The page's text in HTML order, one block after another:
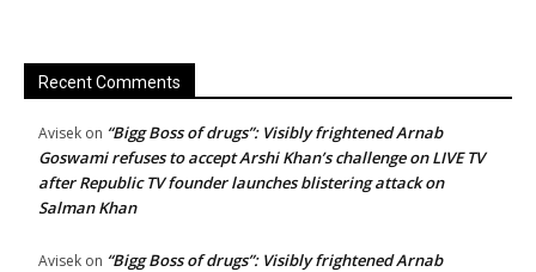
Recent Comments
Avisek on “Bigg Boss of drugs”: Visibly frightened Arnab
Goswami refuses to accept Arshi Khan’s challenge on LIVE TV
after Republic TV founder launches blistering attack on
Salman Khan
Avisek on “Bigg Boss of drugs”: Visibly frightened Arnab